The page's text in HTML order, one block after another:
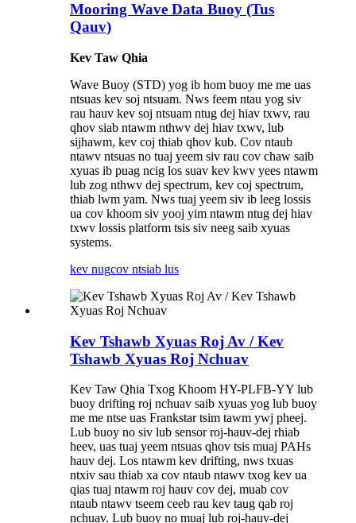
Mooring Wave Data Buoy (Tus
Qauv)
Kev Taw Qhia
Wave Buoy (STD) yog ib hom buoy me me uas
ntsuas kev soj ntsuam. Nws feem ntau yog siv
rau hauv kev soj ntsuam ntug dej hiav txwv, rau
qhov siab ntawm nthwv dej hiav txwv, lub
sijhawm, kev coj thiab qhov kub. Cov ntaub
ntawv ntsuas no tuaj yeem siv rau cov chaw saib
xyuas ib puag ncig los suav kev kwv yees ntawm
lub zog nthwv dej spectrum, kev coj spectrum,
thiab lwm yam. Nws tuaj yeem siv ib leeg lossis
ua cov khoom siv yooj yim ntawm ntug dej hiav
txwv lossis platform tsis siv neeg saib xyuas
systems.
kev nugcov ntsiab lus
Kev Tshawb Xyuas Roj Av / Kev
Tshawb Xyuas Roj Nchuav
Kev Taw Qhia Txog Khoom HY-PLFB-YY lub
buoy drifting roj nchuav saib xyuas yog lub buoy
me me ntse uas Frankstar tsim tawm ywj pheej.
Lub buoy no siv lub sensor roj-hauv-dej rhiab
heev, uas tuaj yeem ntsuas qhov tsis muaj PAHs
hauv dej. Los ntawm kev drifting, nws txuas
ntxiv sau thiab xa cov ntaub ntawv txog kev ua
qias tuaj ntawm roj hauv cov dej, muab cov
ntaub ntawv tseem ceeb rau kev taug qab roj
nchuav. Lub buoy no muaj lub roj-hauv-dej